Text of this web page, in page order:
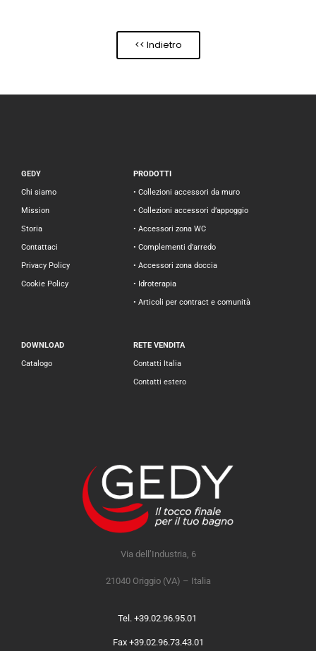
<< Indietro
GEDY
Chi siamo
Mission
Storia
Contattaci
Privacy Policy
Cookie Policy
PRODOTTI
• Collezioni accessori da muro
• Collezioni accessori d’appoggio
• Accessori zona WC
• Complementi d’arredo
• Accessori zona doccia
• Idroterapia
• Articoli per contract e comunità
DOWNLOAD
Catalogo
RETE VENDITA
Contatti Italia
Contatti estero
Via dell’Industria, 6
21040 Origgio (VA) – Italia
Tel. +39.02.96.95.01
Fax +39.02.96.73.43.01